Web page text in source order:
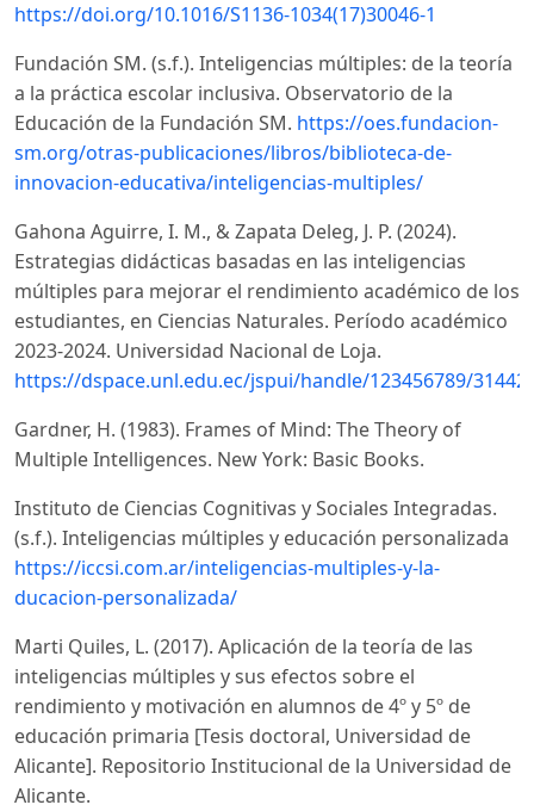
https://doi.org/10.1016/S1136-1034(17)30046-1
Fundación SM. (s.f.). Inteligencias múltiples: de la teoría
a la práctica escolar inclusiva. Observatorio de la
Educación de la Fundación SM. https://oes.fundacion-
sm.org/otras-publicaciones/libros/biblioteca-de-
innovacion-educativa/inteligencias-multiples/
Gahona Aguirre, I. M., & Zapata Deleg, J. P. (2024).
Estrategias didácticas basadas en las inteligencias
múltiples para mejorar el rendimiento académico de los
estudiantes, en Ciencias Naturales. Período académico
2023-2024. Universidad Nacional de Loja.
https://dspace.unl.edu.ec/jspui/handle/123456789/31442
Gardner, H. (1983). Frames of Mind: The Theory of
Multiple Intelligences. New York: Basic Books.
Instituto de Ciencias Cognitivas y Sociales Integradas.
(s.f.). Inteligencias múltiples y educación personalizada
https://iccsi.com.ar/inteligencias-multiples-y-la-
ducacion-personalizada/
Marti Quiles, L. (2017). Aplicación de la teoría de las
inteligencias múltiples y sus efectos sobre el
rendimiento y motivación en alumnos de 4º y 5º de
educación primaria [Tesis doctoral, Universidad de
Alicante]. Repositorio Institucional de la Universidad de
Alicante.